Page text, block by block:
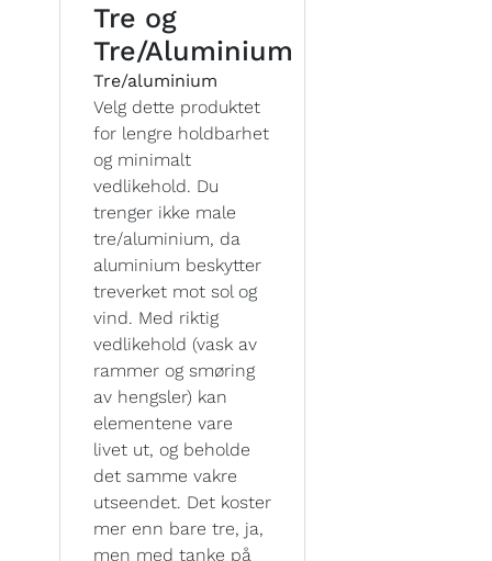
Tre og
Tre/Aluminium
Tre/aluminium
Velg dette produktet
for lengre holdbarhet
og minimalt
vedlikehold. Du
trenger ikke male
tre/aluminium, da
aluminium beskytter
treverket mot sol og
vind. Med riktig
vedlikehold (vask av
rammer og smøring
av hengsler) kan
elementene vare
livet ut, og beholde
det samme vakre
utseendet. Det koster
mer enn bare tre, ja,
men med tanke på